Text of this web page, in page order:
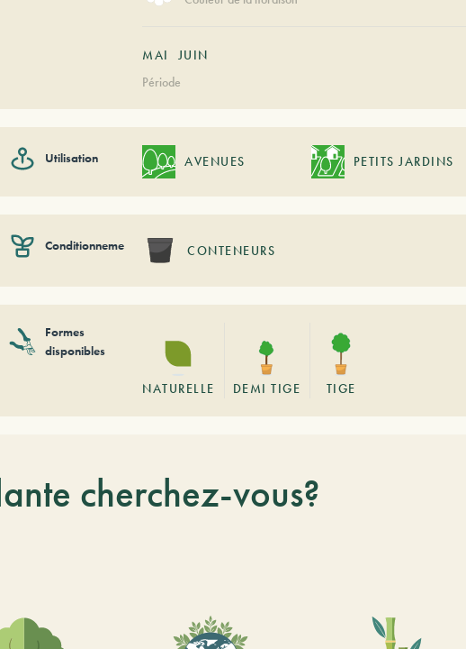
MAI
JUIN
Période
Utilisation AVENUES PETITS JARDINS
Conditionnement CONTENEURS
Formes
disponibles
NATURELLE DEMI TIGE TIGE
cherchez-vous?